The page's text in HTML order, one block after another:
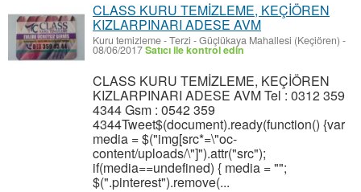
CLASS KURU TEMİZLEME, KEÇİÖREN
KIZLARPINARI ADESE AVM
Kuru temizleme - Terzi -Güçlükaya Mahallesi (Keçiören) -
08/06/2017Satıcı ile kontrol edin
CLASS KURU TEMİZLEME, KEÇİÖREN
KIZLARPINARI ADESE AVM Tel : 0312 359
4344 Gsm : 0542 359
4344Tweet$(document).ready(function() {var
media = $("img[src*=\"oc-
content/uploads/\"]").attr("src");
if(media==undefined) { media = "";
$(".pinterest").remove(...